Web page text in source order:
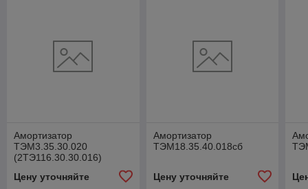
Амортизатор
ТЭМ3.35.30.020
(2ТЭ116.30.30.016)
Цену уточняйте
Амортизатор
ТЭМ18.35.40.018сб
Цену уточняйте